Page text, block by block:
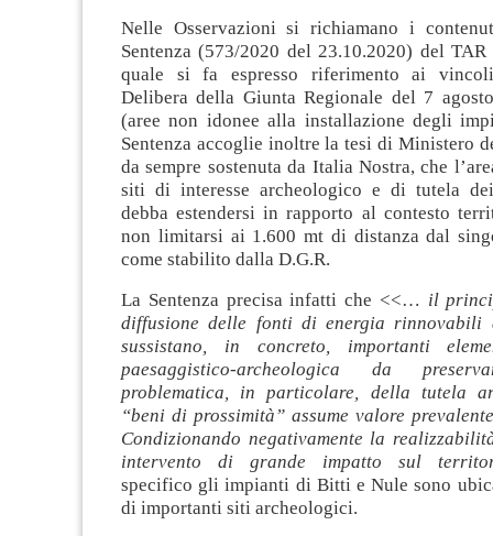
Nelle Osservazioni si richiamano i
Sentenza (573/2020 del 23.10.2020) del TAR
quale si fa espresso riferimento ai
Delibera della Giunta Regionale del 7
(aree non idonee alla installazione degli
Sentenza accoglie inoltre la tesi di Ministero
da sempre sostenuta da Italia Nostra, che
siti di interesse archeologico e di tutela
debba estendersi in rapporto al contesto
non limitarsi ai 1.600 mt di distanza dal
come stabilito dalla D.G.R.
La Sentenza precisa infatti che <<… il
diffusione delle fonti di energia rinnovabili
sussistano, in concreto, importanti
paesaggistico-archeologica da
problematica, in particolare, della tutela
“beni di prossimità” assume valore
Condizionando negativamente la
intervento di grande impatto sul
specifico gli impianti di Bitti e Nule sono
di importanti siti archeologici.